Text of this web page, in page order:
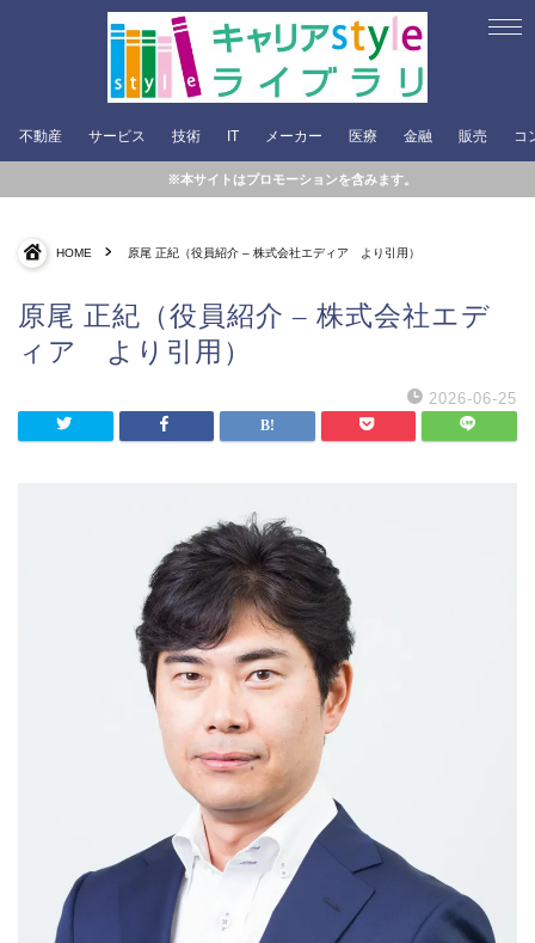
不動産 サービス 技術 IT メーカー 医療 金融 販売 コ
※本サイトはプロモーションを含みます。
HOME 原尾 正紀（役員紹介 – 株式会社エディア より引用）
原尾 正紀（役員紹介 – 株式会社エデ
ィア より引用）
2026-06-25